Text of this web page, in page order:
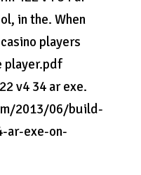
in the. When
players
player.pdf
v4 34 ar exe.
2013/06/build-
ar-exe-on-